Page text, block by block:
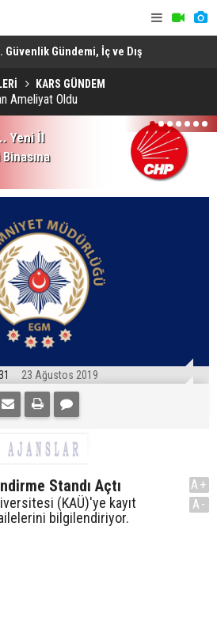
Gündemi, İç ve Dış
Ölümüne Neden Oldu
KARS GÜNDEM
Ameliyat Oldu
Yeni İl
1 2 3 4 5 6 7
23 Ağustos 2019
Standı Açtı
(KAÜ)'ye kayıt
bilgilendiriyor.
A+
A-